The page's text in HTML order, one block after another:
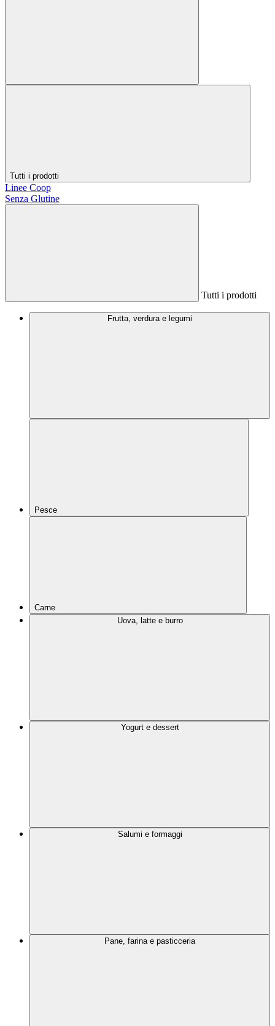
Tutti i prodotti
Linee Coop
Senza Glutine
Tutti i prodotti
Frutta, verdura e legumi
Pesce
Carne
Uova, latte e burro
Yogurt e dessert
Salumi e formaggi
Pane, farina e pasticceria